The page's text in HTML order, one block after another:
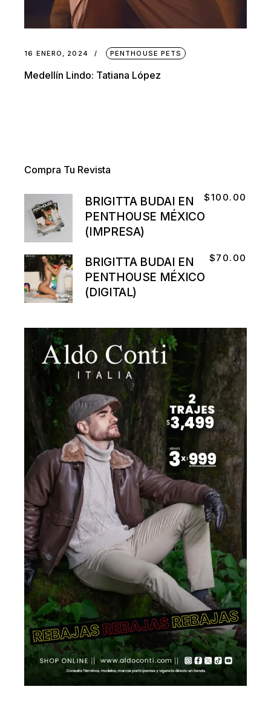
16 ENERO, 2024 PENTHOUSE PETS
Medellín Lindo: Tatiana López
Compra Tu Revista
BRIGITTA BUDAI EN
PENTHOUSE MÉXICO
(IMPRESA)
$100.00
BRIGITTA BUDAI EN
PENTHOUSE MÉXICO
(DIGITAL)
$70.00